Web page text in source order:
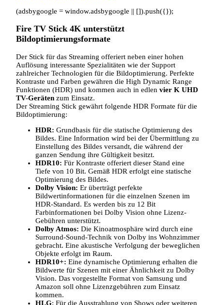
(adsbygoogle = window.adsbygoogle || []).push({});
Fire TV Stick 4K unterstützt
Bildoptimierungsformate
Der Stick für das Streaming offeriert neben einer hohen
Auflösung interessante Spezialitäten wie der Support
zahlreicher Technologien für die Bildoptimierung. Perfekte
Kontraste und Farben gewähren die High Dynamic Range
Funktionen (HDR) und kommen auch in edlen vier K UHD
TV-Geräten zum Einsatz.
Der Streaming Stick gewährt folgende HDR Formate für die
Bildoptimierung:
HDR: Grundbasis für die statische Optimierung des
Bildes. Eine Information wird bei der Übermittlung zu
Einstellung des Bildes versandt, die während der
ganzen Sendung ihre Gültigkeit besitzt.
HDR10: Für Kontraste offeriert dieser Stand eine
Tiefe von 10 Bit. Gemäß HDR erfolgt eine statische
Optimierung des Bildes.
Dolby Vision: Er überträgt perfekte
Bildwertinformationen für die einzelnen Szenen im
HDR-Standard. Es werden bis zu 12 Bit
Farbinformationen bei Dolby Vision ohne Lizenz-
Gebühren unterstützt.
Dolby Atmos: Die Kinoatmosphäre wird durch eine
Surround-Sound-Technik von Dolby ins Wohnzimmer
gebracht. Eine akustische Verfolgung der beweglichen
Objekte erfolgt im Raum.
HDR10+: Eine dynamische Optimierung erhalten die
Bildwerte für Szenen mit einer Ähnlichkeit zu Dolby
Vision. Das vorgestellte Format von Samsung und
Amazon soll ohne Lizenzgebühren zum Einsatz
kommen.
HLG: Für die Ausstrahlung von Shows oder weiteren